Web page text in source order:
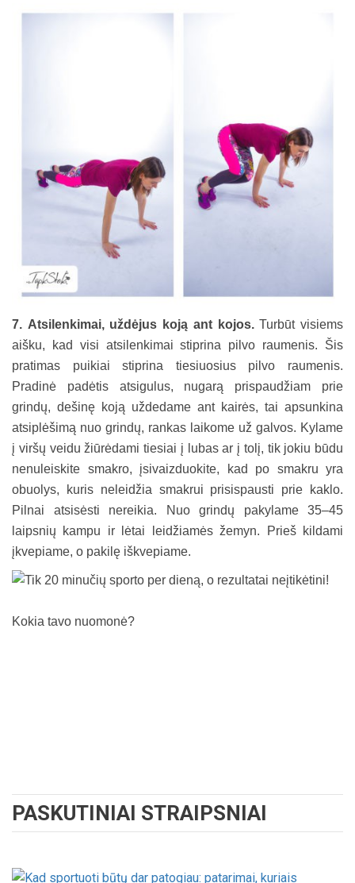
7. Atsilenkimai, uždėjus koją ant kojos.Turbūt visiems
aišku, kad visi atsilenkimai stiprina pilvo raumenis. Šis
pratimas puikiai stiprina tiesiuosius pilvo raumenis.
Pradinė padėtis atsigulus, nugarą prispaudžiam prie
grindų, dešinę koją uždedame ant kairės, tai apsunkina
atsiplėšimą nuo grindų, rankas laikome už galvos. Kylame
į viršų veidu žiūrėdami tiesiai į lubas ar į tolį, tik jokiu būdu
nenuleiskite smakro, įsivaizduokite, kad po smakru yra
obuolys, kuris neleidžia smakrui prisispausti prie kaklo.
Pilnai atsisėsti nereikia. Nuo grindų pakylame 35–45
laipsnių kampu ir lėtai leidžiamės žemyn. Prieš kildami
įkvepiame, o pakilę iškvepiame.
Kokia tavo nuomonė?
PASKUTINIAI STRAIPSNIAI